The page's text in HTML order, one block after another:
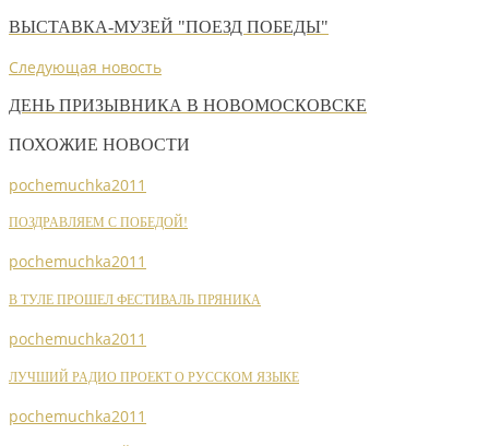
ВЫСТАВКА-МУЗЕЙ "ПОЕЗД ПОБЕДЫ"
Следующая новость
ДЕНЬ ПРИЗЫВНИКА В НОВОМОСКОВСКЕ
ПОХОЖИЕ НОВОСТИ
pochemuchka2011
ПОЗДРАВЛЯЕМ С ПОБЕДОЙ!
pochemuchka2011
В ТУЛЕ ПРОШЕЛ ФЕСТИВАЛЬ ПРЯНИКА
pochemuchka2011
ЛУЧШИЙ РАДИО ПРОЕКТ О РУССКОМ ЯЗЫКЕ
pochemuchka2011